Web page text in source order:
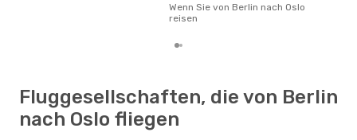
Wenn Sie von Berlin nach Oslo
reisen
Fluggesellschaften, die von Berlin
nach Oslo fliegen